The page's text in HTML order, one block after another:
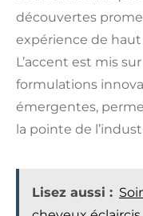
découvertes
expérience de
L’accent est mis
formulations
émergentes,
la pointe de
Lisez aussi :